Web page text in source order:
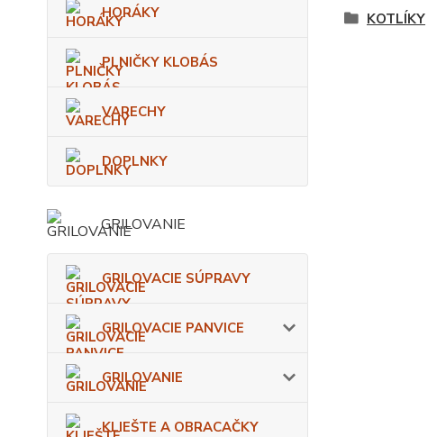
HORÁKY
PLNIČKY KLOBÁS
VARECHY
DOPLNKY
GRILOVANIE
GRILOVACIE SÚPRAVY
GRILOVACIE PANVICE
GRILOVANIE
KLIEŠTE A OBRACAČKY
KOTLÍKY